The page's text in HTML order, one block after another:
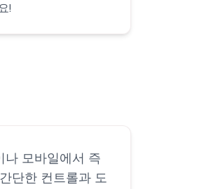
!
모바일에서 즉
단한 컨트롤과 도